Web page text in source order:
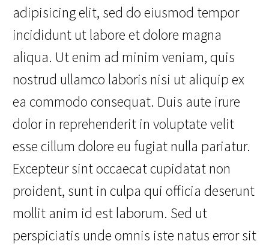
adipisicing elit, sed do eiusmod tempor
incididunt ut labore et dolore magna
aliqua. Ut enim ad minim veniam, quis
nostrud ullamco laboris nisi ut aliquip ex
ea commodo consequat. Duis aute irure
dolor in reprehenderit in voluptate velit
esse cillum dolore eu fugiat nulla pariatur.
Excepteur sint occaecat cupidatat non
proident, sunt in culpa qui officia deserunt
mollit anim id est laborum. Sed ut
perspiciatis unde omnis iste natus error sit